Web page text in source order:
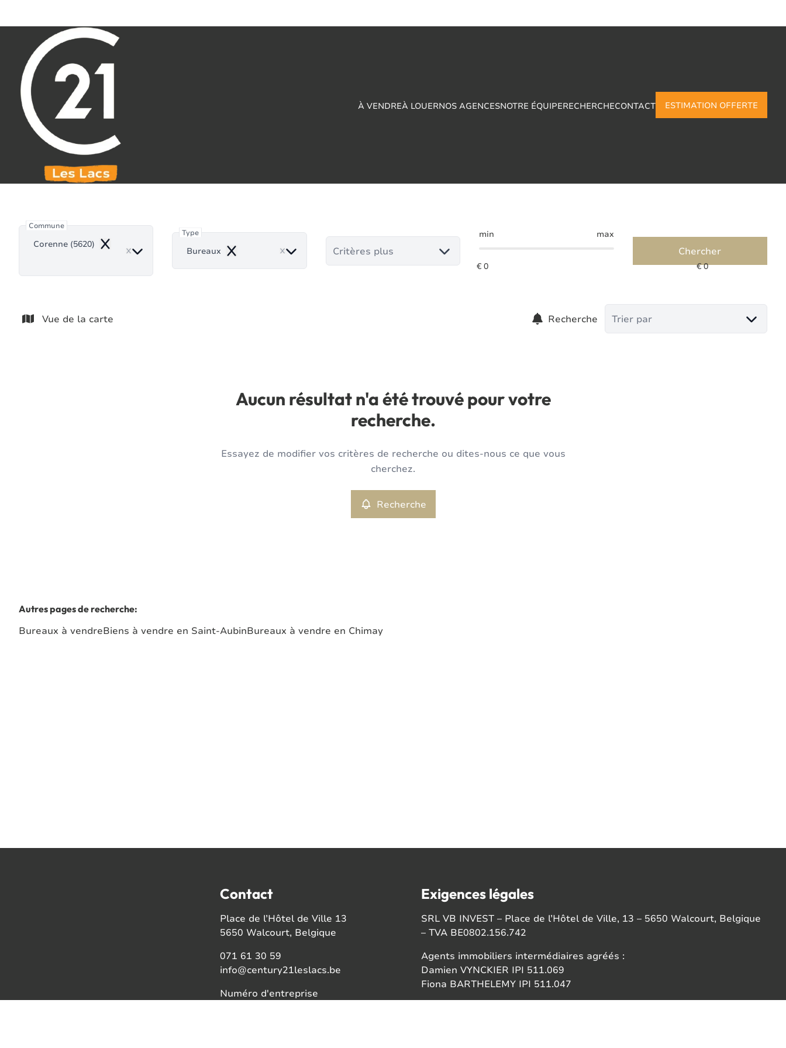
À VENDREÀ LOUERNOS AGENCESNOTRE ÉQUIPERECHERCHECONTACT ESTIMATION OFFERTE
Commune
Corenne (5620) Remove
Type
Bureaux Remove Critères plus
min max
Chercher
Vue de la carte Recherche Trier par
Aucun résultat n'a été trouvé pour votre
recherche.
Essayez de modifier vos critères de recherche ou dites-nous ce que vous
cherchez.
Recherche
Autres pages de recherche:
Bureaux à vendreBiens à vendre en Saint-AubinBureaux à vendre en Chimay
Contact
Place de l’Hôtel de Ville 13
5650 Walcourt, Belgique
071 61 30 59
info@century21leslacs.be
Numéro d'entreprise
Exigences légales
SRL VB INVEST – Place de l’Hôtel de Ville, 13 – 5650 Walcourt, Belgique
– TVA BE0802.156.742
Agents immobiliers intermédiaires agréés :
Damien VYNCKIER IPI 511.069
Fiona BARTHELEMY IPI 511.047